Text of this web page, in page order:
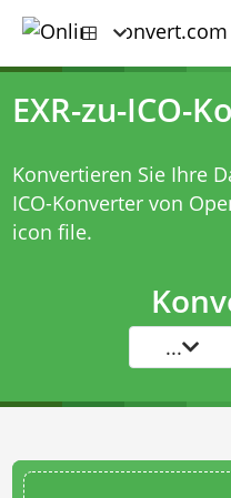
EXR-zu-ICO-
Konvertieren Sie Ihre
ICO-Konvertervon
icon file.
...